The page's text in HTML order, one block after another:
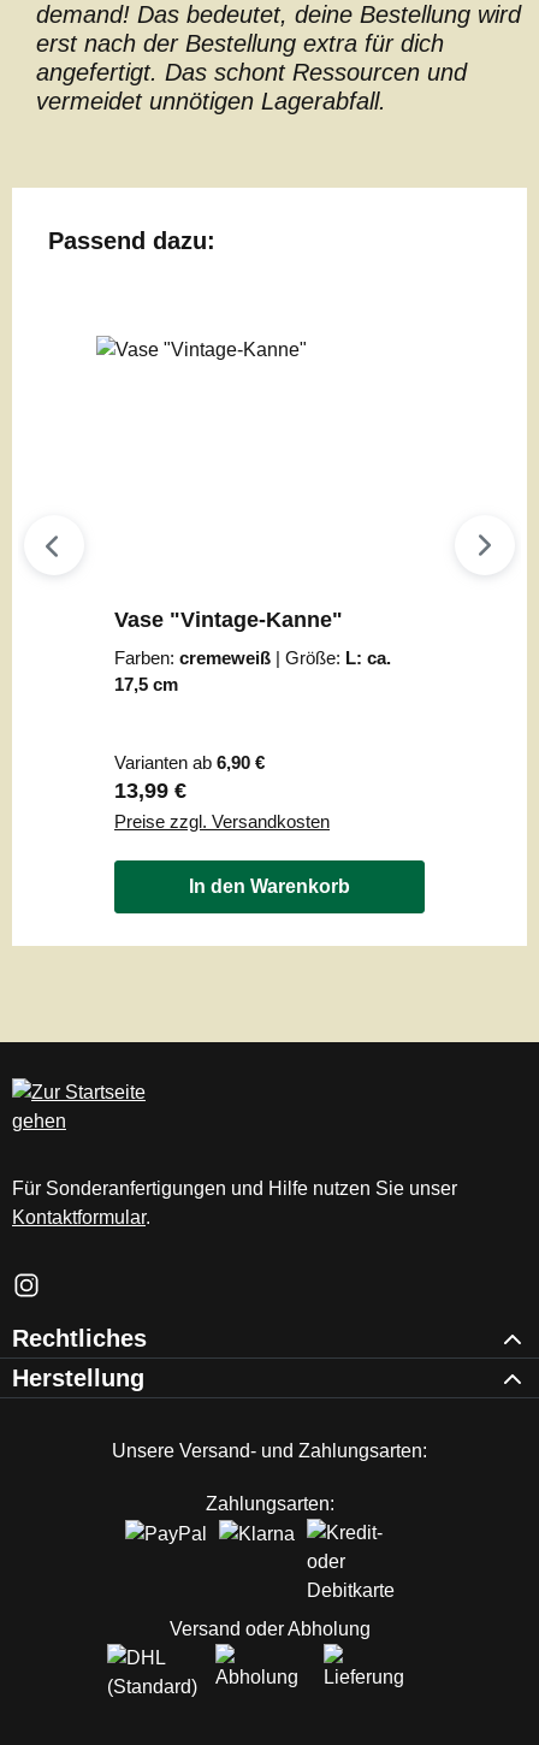
demand! Das bedeutet, deine Bestellung wird
erst nach der Bestellung extra für dich
angefertigt. Das schont Ressourcen und
vermeidet unnötigen Lagerabfall.
Produktgalerie überspringen
Passend dazu:
Vase "Vintage-Kanne"
Farben: cremeweiß | Größe: L: ca.
17,5 cm
Varianten ab 6,90 €
Regulärer Preis:
13,99 €
Preise zzgl. Versandkosten
In den Warenkorb
Für Sonderanfertigungen und Hilfe nutzen Sie unser
Kontaktformular.
Schau auf Instagram vorbei – öffnet in neuem Tab (externer
Rechtliches
Herstellung
Unsere Versand- und Zahlungsarten:
Zahlungsarten:
Versand oder Abholung